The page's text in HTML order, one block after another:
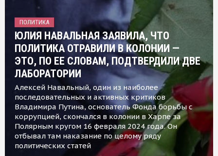
ПОЛИТИКА
ЮЛИЯ НАВАЛЬНАЯ ЗАЯВИЛА, ЧТО
ПОЛИТИКА ОТРАВИЛИ В КОЛОНИИ —
ЭТО, ПО ЕЕ СЛОВАМ, ПОДТВЕРДИЛИ ДВЕ
ЛАБОРАТОРИИ
Алексей Навальный, один из наиболее
последовательных и активных критиков
Владимира Путина, основатель Фонда борьбы с
коррупцией, скончался в колонии в Харпе за
Полярным кругом 16 февраля 2024 года. Он
отбывал там наказание по целому ряду
политических статей